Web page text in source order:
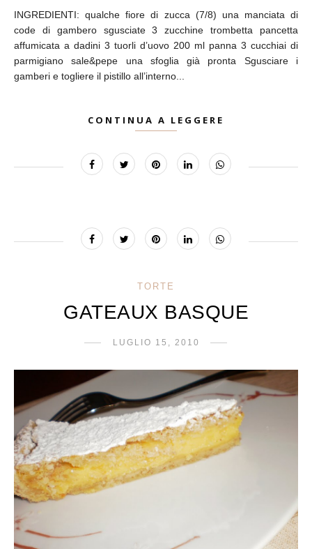
INGREDIENTI: qualche fiore di zucca (7/8) una manciata di
code di gambero sgusciate 3 zucchine trombetta pancetta
affumicata a dadini 3 tuorli d’uovo 200 ml panna 3 cucchiai di
parmigiano sale&pepe una sfoglia già pronta Sgusciare i
gamberi e togliere il pistillo all’interno...
CONTINUA A LEGGERE
TORTE
GATEAUX BASQUE
LUGLIO 15, 2010